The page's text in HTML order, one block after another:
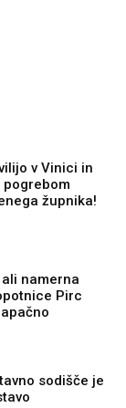
v Vinici in
župnika!
namerna
Pirc
sodišče je